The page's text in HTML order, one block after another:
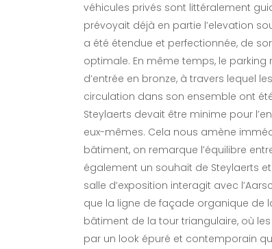
véhicules privés sont littéralement
prévoyait déjà en partie l’elevation
a été étendue et perfectionnée, de
optimale. En même temps, le
d’entrée en bronze, à travers lequel
circulation dans son ensemble ont
Steylaerts devait être minime pour
eux-mêmes. Cela nous amène
bâtiment, on remarque l’équilibre
également un souhait de Steylaerts
salle d’exposition interagit avec
que la ligne de façade organique de
bâtiment de la tour triangulaire, où
par un look épuré et contemporain